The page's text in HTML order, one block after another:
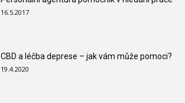
16.5.2017
CBD a léčba deprese – jak vám může pomoci?
19.4.2020